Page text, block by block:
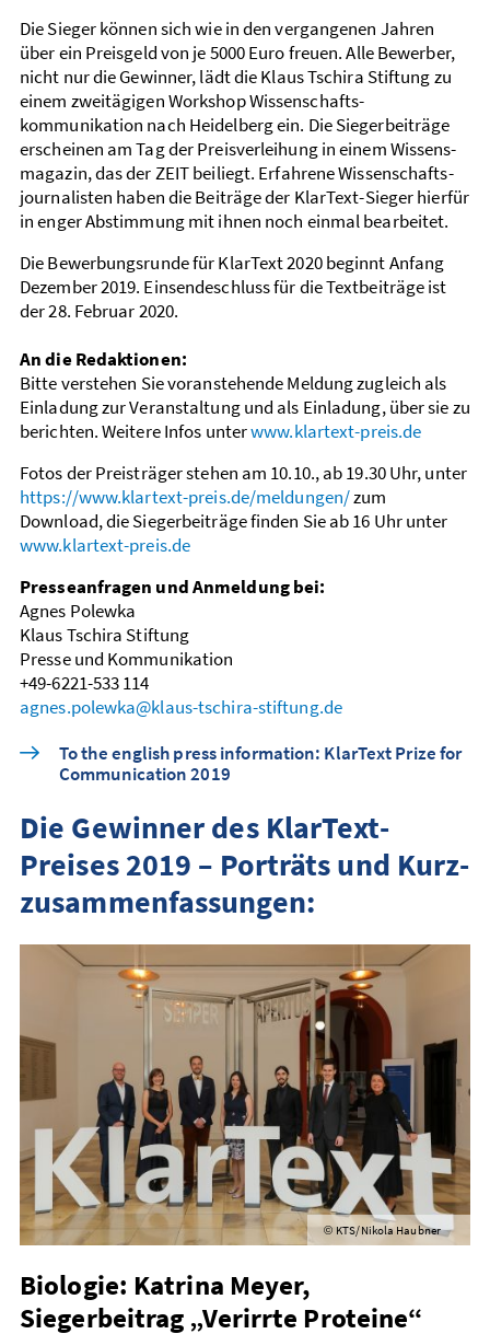
Die Sieger können sich wie in den vergangenen Jahren
über ein Preis­geld von je 5000 Euro freuen. Alle Bewerber,
nicht nur die Gewinner, lädt die Klaus Tschira Stiftung zu
einem zweitägigen Workshop Wissen­schafts­
kommunikation nach Heidelberg ein. Die Sieger­beiträge
erscheinen am Tag der Preis­verleihung in einem Wissens­
magazin, das der ZEIT beiliegt. Erfahrene Wissen­schafts­
journalisten haben die Beiträge der KlarText-Sieger hierfür
in enger Abstimmung mit ihnen noch einmal bearbeitet.
Die Bewerbungsrunde für KlarText 2020 beginnt Anfang
Dezember 2019. Einsendeschluss für die Textbeiträge ist
der 28. Februar 2020.
An die Redaktionen:
Bitte verstehen Sie voranstehende Meldung zugleich als
Einladung zur Veranstaltung und als Einladung, über sie zu
berichten. Weitere Infos unterwww.klartext-preis.de
Fotos der Preisträger stehen am 10.10., ab 19.30 Uhr, unter
https://www.klartext-preis.de/meldungen/zum
Download, die Sieger­beiträge finden Sie ab 16 Uhr unter
www.klartext-preis.de
Presseanfragen und Anmeldung bei:
Agnes Polewka
Klaus Tschira Stiftung
Presse und Kommunikation
+49-6221-533 114
agnes.polewka@klaus-tschira-stiftung.de
To the english press information: KlarText Prize for
Communication 2019
Die Gewinner des KlarText-
Preises 2019 – Porträts und Kurz­
zusammen­fassungen:
© KTS/Nikola Haubner
Biologie: Katrina Meyer,
Siegerbeitrag „Verirrte Proteine“